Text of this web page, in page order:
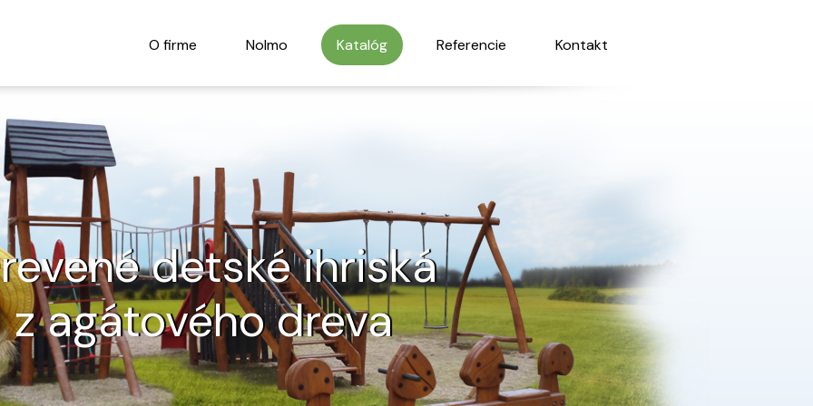
O firme Nolmo Katalóg Referencie Kontakt
detské ihriská
z agátového dreva